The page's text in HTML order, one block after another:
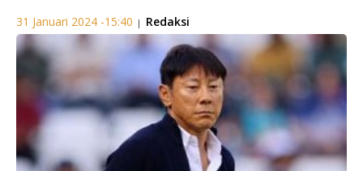
31 Januari 2024 -15:40 | Redaksi